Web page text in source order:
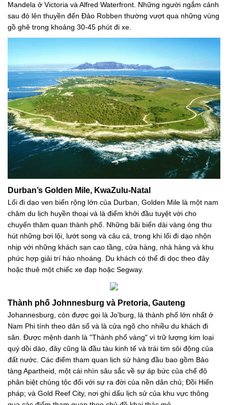
Mandela ở Victoria và Alfred Waterfront. Những người ngắm cảnh
sau đó lên thuyền đến Đảo Robben thường vượt qua những vùng
gồ ghê trong khoảng 30-45 phút đi xe.
Durban’s Golden Mile, KwaZulu-Natal
Lối đi dạo ven biển rộng lớn của Durban, Golden Mile là một nam
châm du lịch huyền thoại và là điểm khởi đầu tuyệt vời cho
chuyến thăm quan thành phố. Những bãi biển dài vàng óng thu
hút những bơi lội, lướt song và câu cá, trong khi lối đi dạo nhộn
nhịp với những khách sạn cao tầng, cửa hàng, nhà hàng và khu
phức hợp giải trí hào nhoáng. Du khách có thể đi dọc theo đây
hoặc thuê một chiếc xe đạp hoặc Segway.
Thành phố Johnnesburg và Pretoria, Gauteng
Johannesburg, còn được gọi là Jo'burg, là thành phố lớn nhất ở
Nam Phi tính theo dân số và là cửa ngõ cho nhiều du khách đi
săn. Được mệnh danh là "Thành phố vàng" vì trữ lượng kim loại
quý dồi dào, đây cũng là đầu tàu kinh tế và trái tim sôi động của
đất nước. Các điểm tham quan lịch sử hàng đầu bao gồm Bảo
tàng Apartheid, một cái nhìn sâu sắc về sự áp bức của chế độ
phân biệt chủng tộc đối với sự ra đời của nền dân chủ; Đồi Hiến
pháp; và Gold Reef City, nơi ghi dấu lịch sử của khu vực thông